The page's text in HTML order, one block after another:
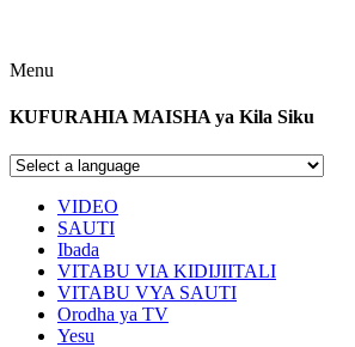
Menu
KUFURAHIA MAISHA ya Kila Siku
VIDEO
SAUTI
Ibada
VITABU VIA KIDIJIITALI
VITABU VYA SAUTI
Orodha ya TV
Yesu